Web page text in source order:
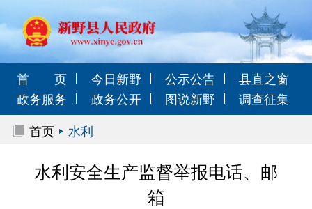
首 页 今日新野 公示公告
县直之窗
政务服务
政务公开 图说新野
调查征集
首页
水利
水利安全生产监督举报电话、邮
箱